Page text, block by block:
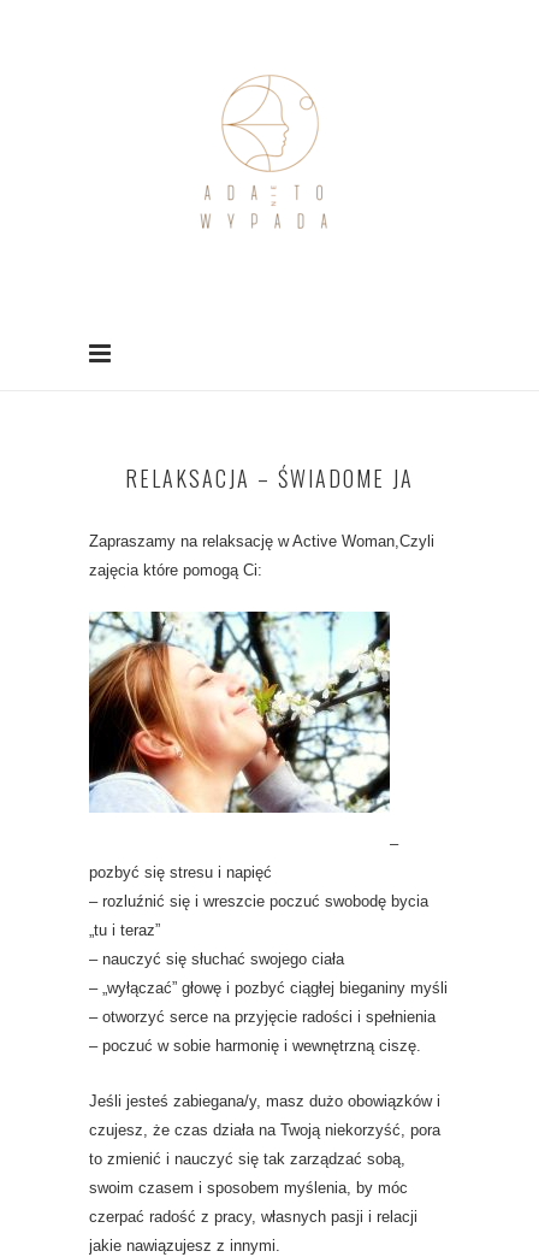
RELAKSACJA – ŚWIADOME JA
Zapraszamy na relaksację w Active Woman,Czyli
zajęcia które pomogą Ci:
–
pozbyć się stresu i napięć
– rozluźnić się i wreszcie poczuć swobodę bycia
„tu i teraz”
– nauczyć się słuchać swojego ciała
– „wyłączać” głowę i pozbyć ciągłej bieganiny myśli
– otworzyć serce na przyjęcie radości i spełnienia
– poczuć w sobie harmonię i wewnętrzną ciszę.
Jeśli jesteś zabiegana/y, masz dużo obowiązków i
czujesz, że czas działa na Twoją niekorzyść, pora
to zmienić i nauczyć się tak zarządzać sobą,
swoim czasem i sposobem myślenia, by móc
czerpać radość z pracy, własnych pasji i relacji
jakie nawiązujesz z innymi.